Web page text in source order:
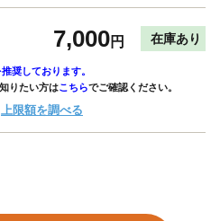
7,000円 在庫あり
推奨しております。
りたい方はこちらでご確認ください。
上限額を調べる